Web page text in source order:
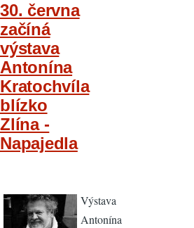
30. června
začíná
výstava
Antonína
Kratochvíla
blízko
Zlína -
Napajedla
Výstava
Antonína